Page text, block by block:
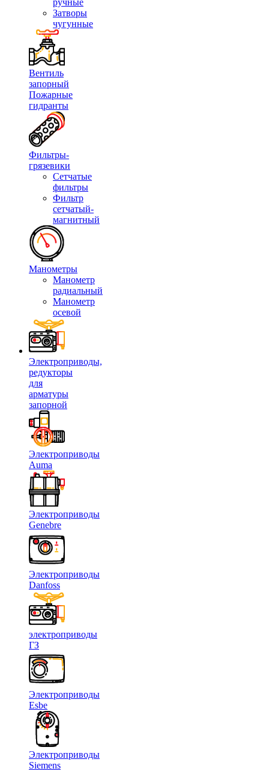
ручные
Затворы
чугунные
Вентиль
запорный
Пожарные
гидранты
Фильтры-
грязевики
Сетчатые
фильтры
Фильтр
сетчатый-
магнитный
Манометры
Манометр
радиальный
Манометр
осевой
Электроприводы,
редукторы
для
арматуры
запорной
Электроприводы
Auma
Электроприводы
Genebre
Электроприводы
Danfoss
электроприводы
ГЗ
Электроприводы
Esbe
Электроприводы
Siemens